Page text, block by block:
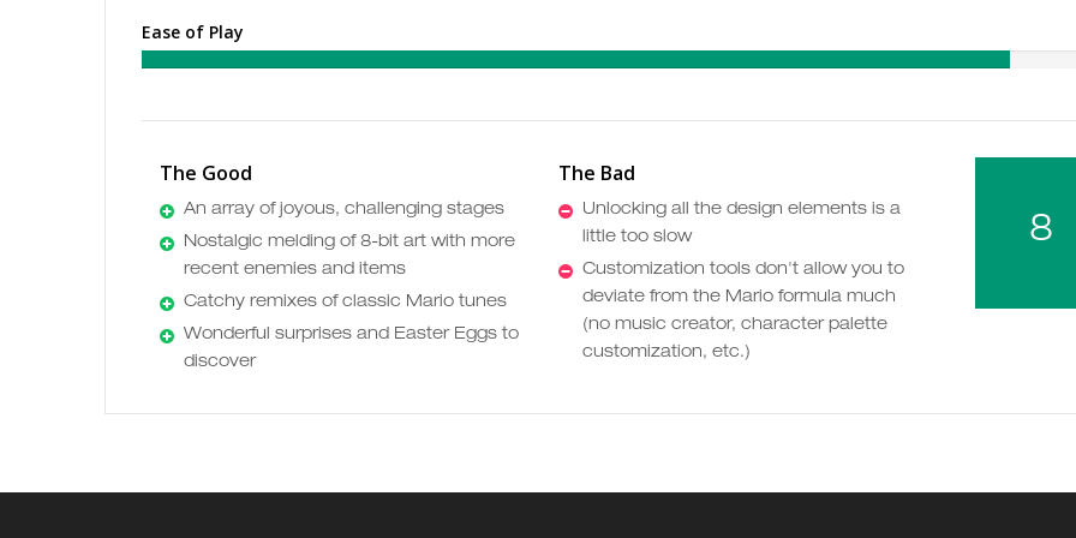
Ease of Play
8
The Good
An array of joyous, challenging stages
Nostalgic melding of 8-bit art with more
recent enemies and items
Catchy remixes of classic Mario tunes
Wonderful surprises and Easter Eggs to
discover
The Bad
Unlocking all the design elements is a
little too slow
Customization tools don't allow you to
deviate from the Mario formula much
(no music creator, character palette
customization, etc.)